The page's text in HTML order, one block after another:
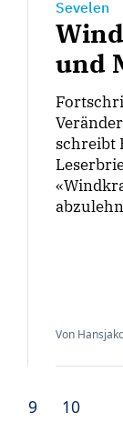
Sevelen
und
schreibt
Von
9 10